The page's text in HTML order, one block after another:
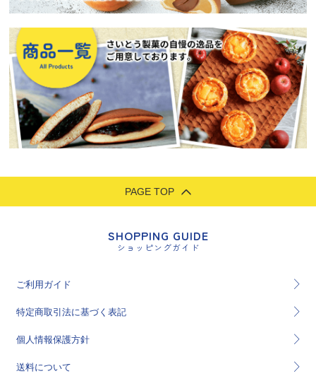
PAGE TOP
SHOPPING GUIDE
ショッピングガイド
ご利用ガイド
特定商取引法に基づく表記
個人情報保護方針
送料について